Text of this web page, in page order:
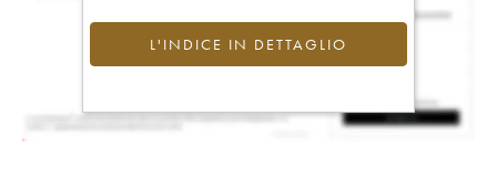
L'INDICE IN DETTAGLIO